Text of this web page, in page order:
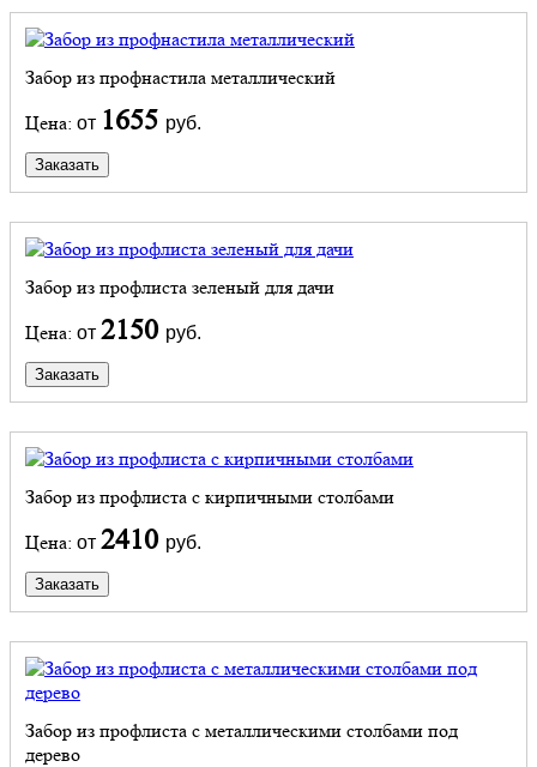
Забор из профнастила металлический
Цена: от 1655 руб.
Заказать
Забор из профлиста зеленый для дачи
Цена: от 2150 руб.
Заказать
Забор из профлиста с кирпичными столбами
Цена: от 2410 руб.
Заказать
Забор из профлиста с металлическими столбами под
дерево